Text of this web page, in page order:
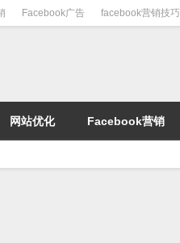
Facebook广告 facebook营销技巧
网站优化 Facebook营销